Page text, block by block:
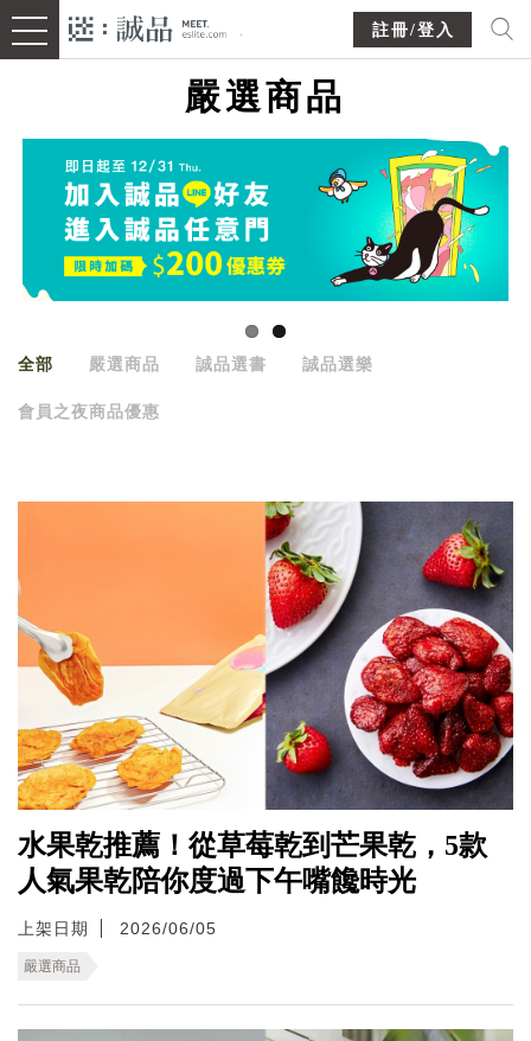
註冊/登入
嚴選商品
全部 嚴選商品 誠品選書 誠品選樂
會員之夜商品優惠
水果乾推薦！從草莓乾到芒果乾，5款
人氣果乾陪你度過下午嘴饞時光
上架日期 2026/06/05
嚴選商品